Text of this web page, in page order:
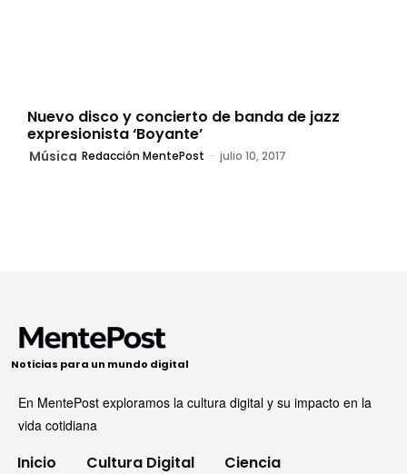
Nuevo disco y concierto de banda de jazz
expresionista ‘Boyante’
Música Redacción MentePost - julio 10, 2017
Noticias para un mundo digital
En MentePost exploramos la cultura digital y su impacto en la
vida cotidiana
Inicio Cultura Digital
Ciencia